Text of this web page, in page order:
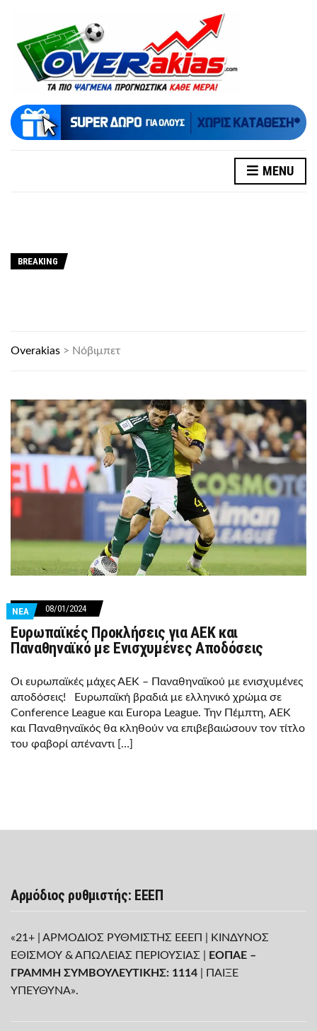
MENU
BREAKING
Overakias > Νόβιμπετ
ΝΕΑ 08/01/2024
Ευρωπαϊκές Προκλήσεις για ΑΕΚ και
Παναθηναϊκό με Ενισχυμένες Αποδόσεις
Οι ευρωπαϊκές μάχες ΑΕΚ – Παναθηναϊκού με ενισχυμένες
αποδόσεις! Ευρωπαϊκή βραδιά με ελληνικό χρώμα σε
Conference League και Europa League. Την Πέμπτη, AEK
και Παναθηναϊκός θα κληθούν να επιβεβαιώσουν τον τίτλο
του φαβορί απέναντι […]
Αρμόδιος ρυθμιστής: ΕΕΕΠ
«21+ | ΑΡΜΟΔΙΟΣ ΡΥΘΜΙΣΤΗΣ ΕΕΕΠ | ΚΙΝΔΥΝΟΣ
ΕΘΙΣΜΟΥ & ΑΠΩΛΕΙΑΣ ΠΕΡΙΟΥΣΙΑΣ |
ΕΟΠΑΕ –
ΓΡΑΜΜΗ ΣΥΜΒΟΥΛΕΥΤΙΚΗΣ: 1114 | ΠΑΙΞΕ
ΥΠΕΥΘΥΝΑ».